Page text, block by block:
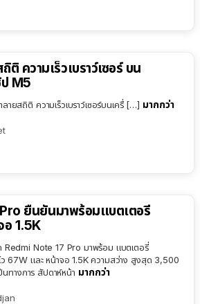
ความเร็วเบราว์เซอร์ บน
M5
ยสถิติ ความเร็วเบราว์เซอร์บนเครื่ […] มากกว่า
ยืนยันมาพร้อมแบตเตอรี่
1.5K
Note 17 Pro มาพร้อม แบตเตอรี่
67W และ หน้าจอ 1.5K ความสว่าง สูงสุด 3,500
ทางการ สัปดาห์หน้า มากกว่า